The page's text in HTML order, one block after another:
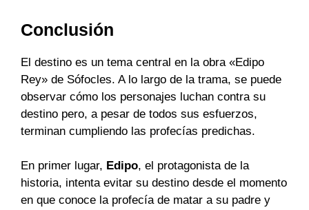
Conclusión
El destino es un tema central en la obra «Edipo
Rey» de Sófocles. A lo largo de la trama, se puede
observar cómo los personajes luchan contra su
destino pero, a pesar de todos sus esfuerzos,
terminan cumpliendo las profecías predichas.
En primer lugar, Edipo, el protagonista de la
historia, intenta evitar su destino desde el momento
en que conoce la profecía de matar a su padre y